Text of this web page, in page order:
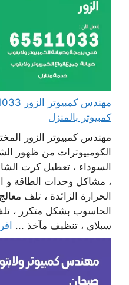
كمبيوتر بالمنزل
مهندس كمبيوتر الزور
الكومبيوترات من ظهور
السوداء ، تعطيل كرت
، مشاكل وحدات الطاقة و
الحرارة الزائدة ، تلف
الحاسوب بشكل متكرر ، تلف
سبلاي ، تنظيف مآخذ ...